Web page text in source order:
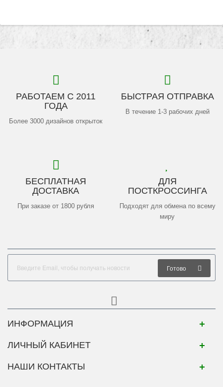
РАБОТАЕМ С 2011
ГОДА
Более 3000 дизайнов открыток
БЫСТРАЯ ОТПРАВКА
В течение 1-3 рабочих дней
БЕСПЛАТНАЯ
ДОСТАВКА
При заказе от 1800 рубля
ДЛЯ
ПОСТКРОССИНГА
Подходят для обмена по всему
миру
Готово
ИНФОРМАЦИЯ
ЛИЧНЫЙ КАБИНЕТ
НАШИ КОНТАКТЫ